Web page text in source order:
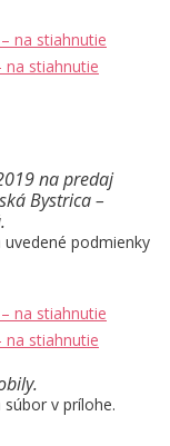
na stiahnutie
na stiahnutie
na predaj
Bystrica –
podmienky
na stiahnutie
na stiahnutie
v prílohe.